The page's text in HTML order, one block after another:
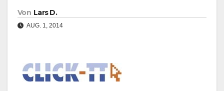
Von Lars D.
AUG. 1, 2014